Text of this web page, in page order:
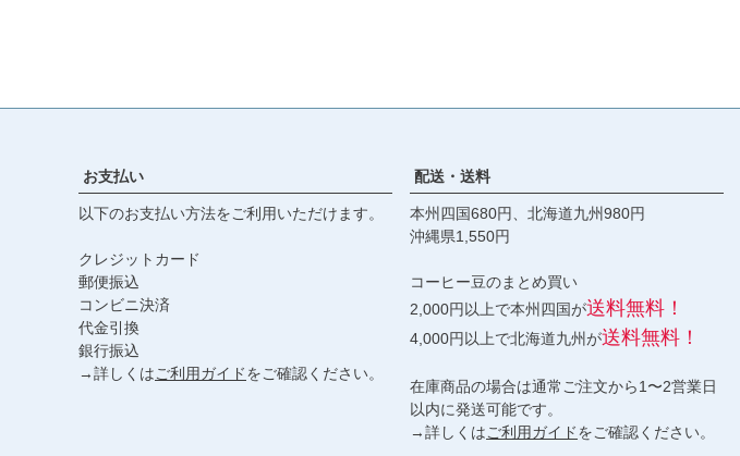
お支払い
以下のお支払い方法をご利用いただけます。
クレジットカード
郵便振込
コンビニ決済
代金引換
銀行振込
→詳しくはご利用ガイドをご確認ください。
配送・送料
本州四国680円、北海道九州980円
沖縄県1,550円
コーヒー豆のまとめ買い
2,000円以上で本州四国が送料無料！
4,000円以上で北海道九州が送料無料！
在庫商品の場合は通常ご注文から1〜2営業日
以内に発送可能です。
→詳しくはご利用ガイドをご確認ください。